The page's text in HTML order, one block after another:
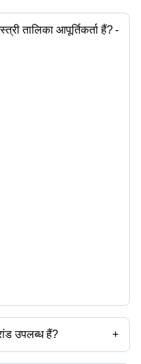
तालिका आपूर्तिकर्ता हैं?-
उपलब्ध हैं? +